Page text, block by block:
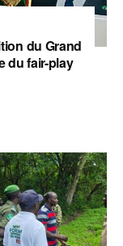
du Grand
du fair-play